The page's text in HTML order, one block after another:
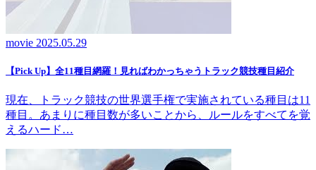
movie 2025.05.29
【Pick Up】全11種目網羅！見ればわかっちゃうトラック競技種目紹介
現在、トラック競技の世界選手権で実施されている種目は11
種目。あまりに種目数が多いことから、ルールをすべてを覚
えるハード…